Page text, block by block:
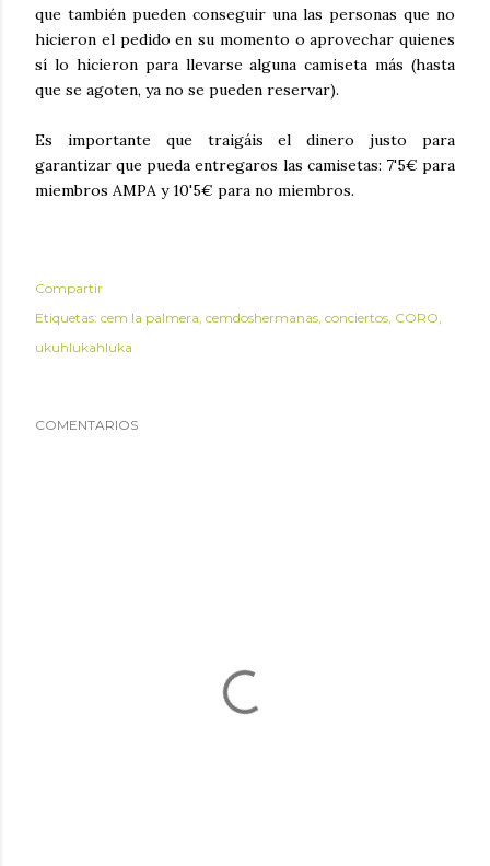
que también pueden conseguir una las personas que no
hicieron el pedido en su momento o aprovechar quienes
sí lo hicieron para llevarse alguna camiseta más (hasta
que se agoten, ya no se pueden reservar).
Es importante que traigáis el dinero justo para
garantizar que pueda entregaros las camisetas: 7'5€ para
miembros AMPA y 10'5€ para no miembros.
Compartir
Etiquetas: cem la palmera cemdoshermanas conciertos CORO
ukuhlukahluka
COMENTARIOS